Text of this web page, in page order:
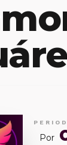
Por